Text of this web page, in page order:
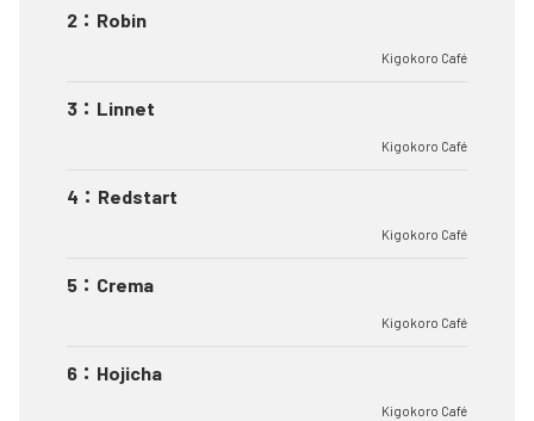
2 ： Robin
Kigokoro Café
3 ： Linnet
Kigokoro Café
4 ： Redstart
Kigokoro Café
5 ： Crema
Kigokoro Café
6 ： Hojicha
Kigokoro Café